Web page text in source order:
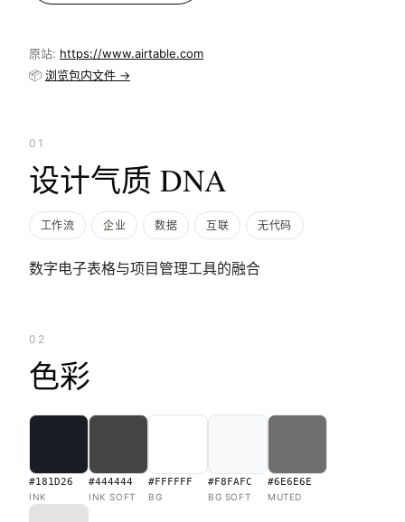
原站: https://www.airtable.com
📦 浏览包内文件 →
01
设计气质 DNA
工作流 企业 数据 互联 无代码
数字电子表格与项目管理工具的融合
02
色彩
#181D26
INK
#444444
INK SOFT
#FFFFFF
BG
#F8FAFC
BG SOFT
#6E6E6E
MUTED